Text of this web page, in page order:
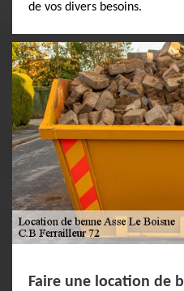
de vos divers besoins.
Faire une location de